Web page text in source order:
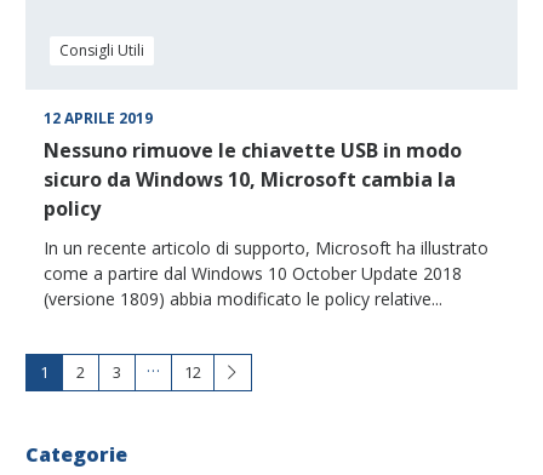
Categorie
Consigli Utili
12 APRILE 2019
Nessuno rimuove le chiavette USB in modo
sicuro da Windows 10, Microsoft cambia la
policy
In un recente articolo di supporto, Microsoft ha illustrato
come a partire dal Windows 10 October Update 2018
(versione 1809) abbia modificato le policy relative...
1 2 3 … 12